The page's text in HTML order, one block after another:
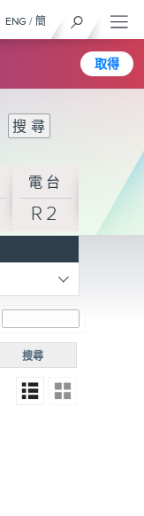
取得
ENG / 簡
電台
R2
搜尋